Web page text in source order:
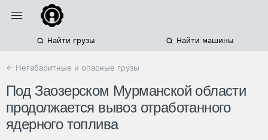
Найти грузы Найти машины
← Негабаритные и опасные грузы
Под Заозерском Мурманской области
продолжается вывоз отработанного
ядерного топлива